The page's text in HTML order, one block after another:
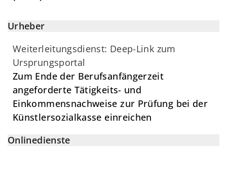
Urheber
Weiterleitungsdienst: Deep-Link zum
Ursprungsportal
Zum Ende der Berufsanfängerzeit
angeforderte Tätigkeits- und
Einkommensnachweise zur Prüfung bei der
Künstlersozialkasse einreichen
Onlinedienste